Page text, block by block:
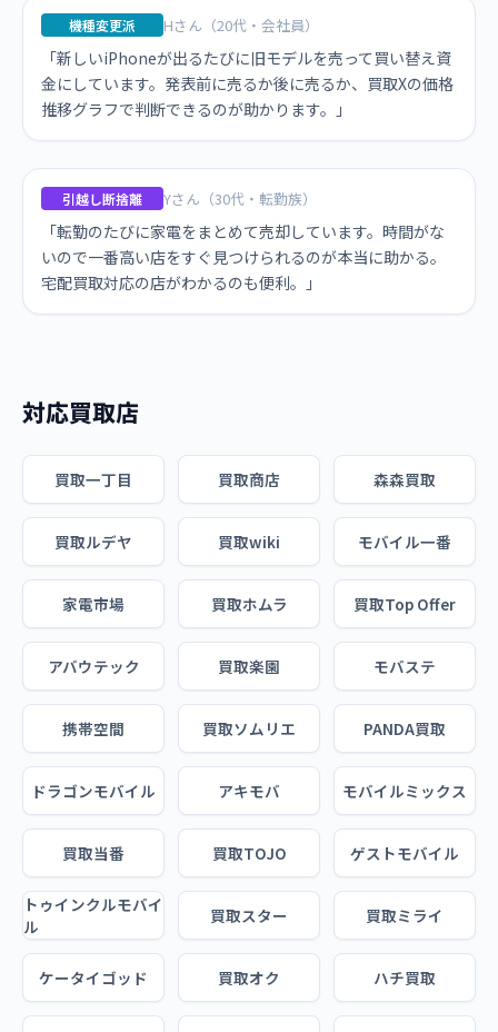
機種変更派 Hさん（20代・会社員）
「新しいiPhoneが出るたびに旧モデルを売って買い替え資
金にしています。発表前に売るか後に売るか、買取Xの価格
推移グラフで判断できるのが助かります。」
引越し断捨離 Yさん（30代・転勤族）
「転勤のたびに家電をまとめて売却しています。時間がな
いので一番高い店をすぐ見つけられるのが本当に助かる。
宅配買取対応の店がわかるのも便利。」
対応買取店
買取一丁目 買取商店 森森買取
買取ルデヤ 買取wiki モバイル一番
家電市場 買取ホムラ 買取Top Offer
アバウテック 買取楽園 モバステ
携帯空間 買取ソムリエ PANDA買取
ドラゴンモバイル アキモバ モバイルミックス
買取当番 買取TOJO ゲストモバイル
トゥインクルモバイ
ル
買取スター 買取ミライ
ケータイゴッド 買取オク ハチ買取